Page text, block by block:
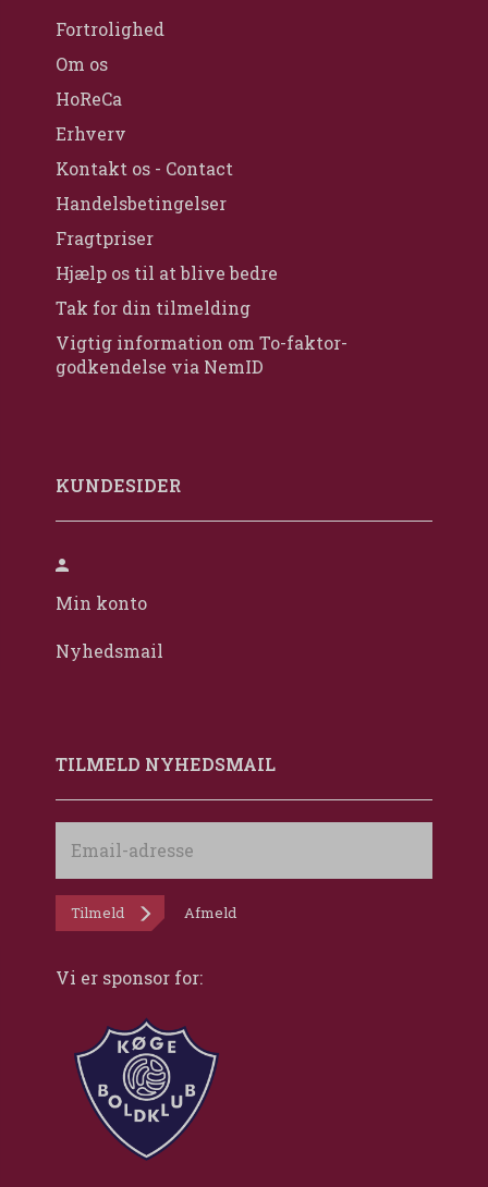
Fortrolighed
Om os
HoReCa
Erhverv
Kontakt os - Contact
Handelsbetingelser
Fragtpriser
Hjælp os til at blive bedre
Tak for din tilmelding
Vigtig information om To-faktor-
godkendelse via NemID
KUNDESIDER
Min konto
Nyhedsmail
TILMELD NYHEDSMAIL
adresse
Tilmeld Afmeld
Vi er sponsor for: